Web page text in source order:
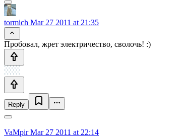
tormich Mar 27 2011 at 21:35
Пробовал, жрет электричество, сволочь! :)
Reply
VaMpirMar 27 2011 at 22:14